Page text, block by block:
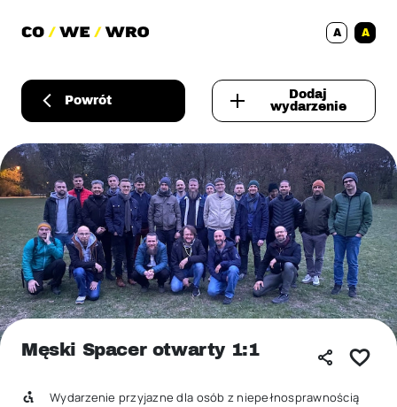
A A
Powrót
Dodaj
wydarzenie
Męski Spacer otwarty 1:1
Wydarzenie przyjazne dla osób z niepełnosprawnością